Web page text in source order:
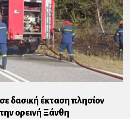
δασική έκταση πλησίον
ορεινή Ξάνθη